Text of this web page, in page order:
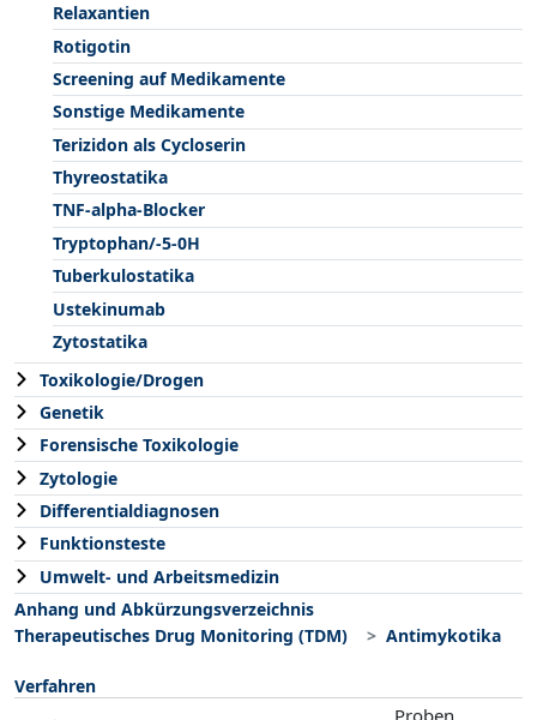
Relaxantien
Rotigotin
Screening auf Medikamente
Sonstige Medikamente
Terizidon als Cycloserin
Thyreostatika
TNF-alpha-Blocker
Tryptophan/-5-0H
Tuberkulostatika
Ustekinumab
Zytostatika
Toxikologie/Drogen
Genetik
Forensische Toxikologie
Zytologie
Differentialdiagnosen
Funktionsteste
Umwelt- und Arbeitsmedizin
Anhang und Abkürzungsverzeichnis
Therapeutisches Drug Monitoring (TDM)
Antimykotika
Verfahren